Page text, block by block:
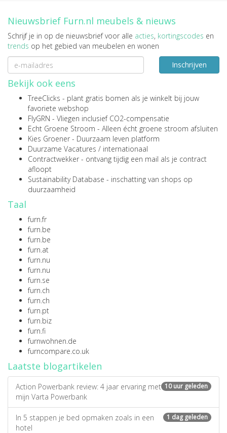
Nieuwsbrief Furn.nl meubels & nieuws
Schrijf je in op de nieuwsbrief voor alle acties, kortingscodes en
trends op het gebied van meubelen en wonen
Inschrijven
Bekijk ook eens
TreeClicks - plant gratis bomen als je winkelt bij jouw
favoriete webshop
FlyGRN - Vliegen inclusief CO2-compensatie
Echt Groene Stroom - Alleen écht groene stroom afsluiten
Kies Groener - Duurzaam leven platform
Duurzame Vacatures / internationaal
Contractwekker - ontvang tijdig een mail als je contract
afloopt
Sustainability Database - inschatting van shops op
duurzaamheid
Taal
furn.fr
furn.be
furn.be
furn.at
furn.nu
furn.nu
furn.se
furn.ch
furn.ch
furn.pt
furn.biz
furn.fi
furnwohnen.de
furncompare.co.uk
Laatste blogartikelen
10 uur geleden
Action Powerbank review: 4 jaar ervaring met
mijn Varta Powerbank
1 dag geleden
In 5 stappen je bed opmaken zoals in een
hotel